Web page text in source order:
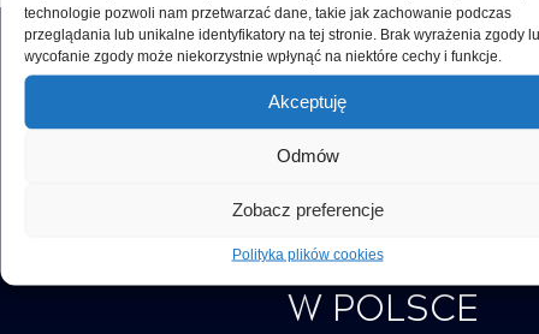
technologie pozwoli nam przetwarzać dane, takie jak zachowanie podczas
przeglądania lub unikalne identyfikatory na tej stronie. Brak wyrażenia zgody
wycofanie zgody może niekorzystnie wpłynąć na niektóre cechy i funkcje.
Akceptuję
Odmów
Zobacz preferencje
Polityka plików cookies
OBSŁUGA
W 6
W POLSCE